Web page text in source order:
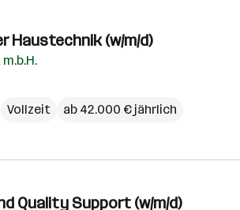
Haustechnik (w/m/d)
Vollzeit ab 42.000 € jährlich
Quality Support (w/m/d)